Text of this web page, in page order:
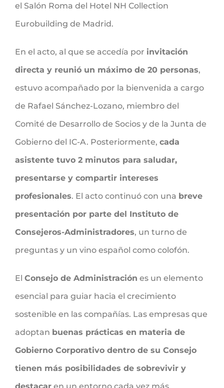
el Salón Roma del Hotel NH Collection
Eurobuilding de Madrid.
En el acto, al que se accedía por invitación
directa y reunió un máximo de 20 personas,
estuvo acompañado por la bienvenida a cargo
de Rafael Sánchez-Lozano, miembro del
Comité de Desarrollo de Socios y de la Junta de
Gobierno del IC-A. Posteriormente, cada
asistente tuvo 2 minutos para saludar,
presentarse y compartir intereses
profesionales. El acto continuó con una breve
presentación por parte del Instituto de
Consejeros-Administradores, un turno de
preguntas y un vino español como colofón.
El Consejo de Administración es un elemento
esencial para guiar hacia el crecimiento
sostenible en las compañías. Las empresas que
adoptan buenas prácticas en materia de
Gobierno Corporativo dentro de su Consejo
tienen más posibilidades de sobrevivir y
destacar en un entorno cada vez más